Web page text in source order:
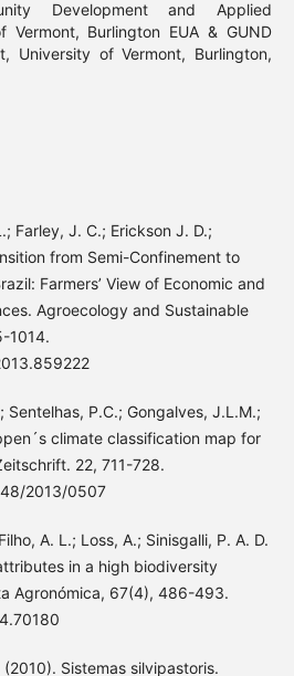
Development and Applied
Vermont, Burlington EUA & GUND
University of Vermont, Burlington,
Farley, J. C.; Erickson J. D.;
from Semi-Confinement to
Farmers’ View of Economic and
Agroecology and Sustainable
1014.
Sentelhas, P.C.; Gongalves, J.L.M.;
climate classification map for
22, 711-728.
2013/0507
A. L.; Loss, A.; Sinisgalli, P. A. D.
in a high biodiversity
Agronómica, 67(4), 486-493.
Sistemas silvipastoris.